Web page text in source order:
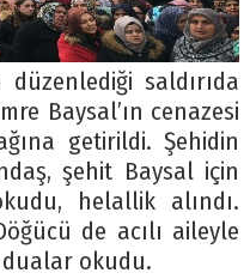
saldırıda
Baysal’ın cenazesi
getirildi. Şehidin
şehit Baysal için
helallik alındı.
de acılı aileyle
okudu.